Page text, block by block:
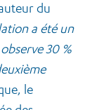
du
a été un
30 %
le